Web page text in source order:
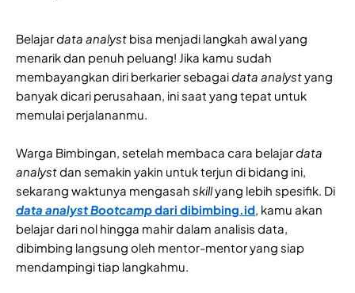
Belajardata analyst bisa menjadi langkah awal yang
menarik dan penuh peluang! Jika kamu sudah
membayangkan diri berkarier sebagaidata analystyang
banyak dicari perusahaan, ini saat yang tepat untuk
memulai perjalananmu.
Warga Bimbingan, setelah membaca cara belajardata
analystdan semakin yakin untuk terjun di bidang ini,
sekarang waktunya mengasah skillyang lebih spesifik. Di
data analyst Bootcampdari dibimbing.id, kamu akan
belajar dari nol hingga mahir dalam analisis data,
dibimbing langsung oleh mentor-mentor yang siap
mendampingi tiap langkahmu.